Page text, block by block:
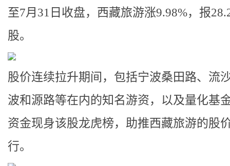
至7月31日收盘，西藏旅游涨9.98%，报
股。
股价连续拉升期间，包括宁波桑田路、流
波和源路等在内的知名游资，以及量化基
资金现身该股龙虎榜，助推西藏旅游的股
行。